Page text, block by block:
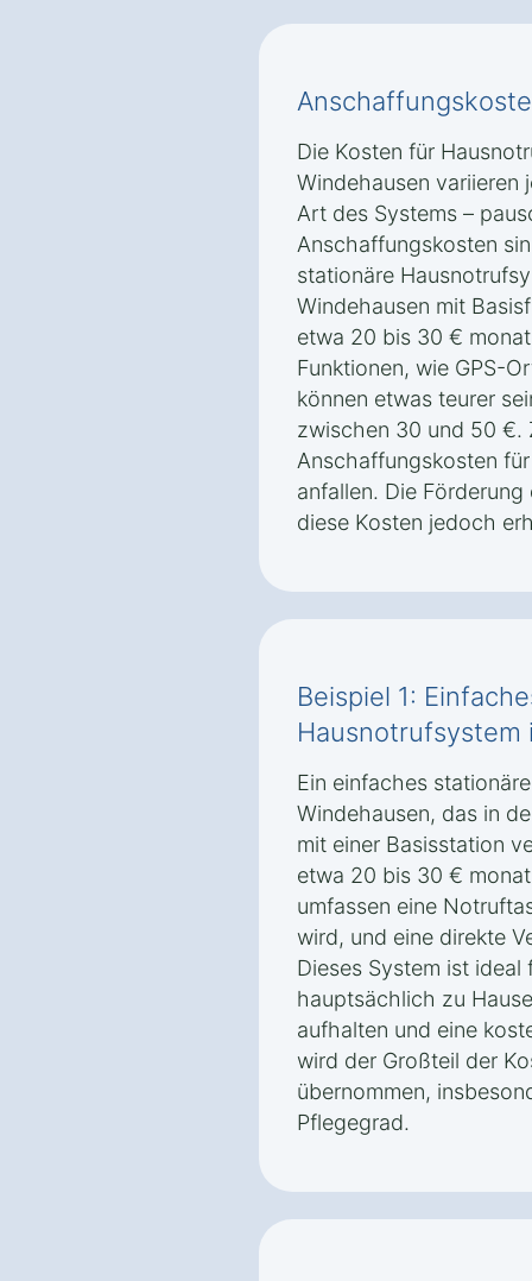
Die Kosten für
Windehausen variieren
Art des Systems –
Anschaffungskosten
stationäre
Windehausen mit
etwa 20 bis 30 €
Funktionen, wie GPS-
können etwas teurer
zwischen 30 und 50 €.
Anschaffungskosten
anfallen. Die
diese Kosten jedoch
Beispiel 1:
Hausnotrufsystem
Ein einfaches
Windehausen, das in
mit einer Basisstation
etwa 20 bis 30 €
umfassen eine
wird, und eine direkte
Dieses System ist
hauptsächlich zu
aufhalten und eine
wird der Großteil der
übernommen,
Pflegegrad.